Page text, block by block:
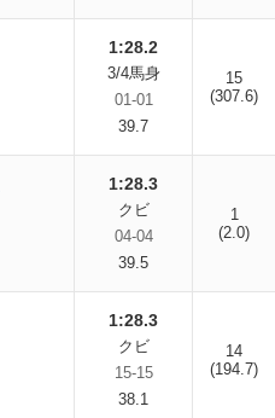
1:28.2
3/4馬身
01-01
39.7
15
(307.6)
1:28.3
クビ
04-04
39.5
1
(2.0)
1:28.3
クビ
15-15
38.1
14
(194.7)